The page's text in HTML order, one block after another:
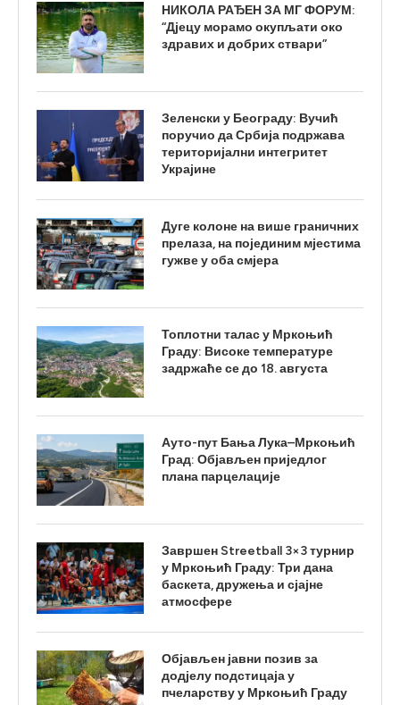
НИКОЛА РАЂЕН ЗА МГ ФОРУМ:
“Дјецу морамо окупљати око
здравих и добрих ствари”
Зеленски у Београду: Вучић
поручио да Србија подржава
територијални интегритет
Украјине
Дуге колоне на више граничних
прелаза, на појединим мјестима
гужве у оба смјера
Топлотни талас у Мркоњић
Граду: Високе температуре
задржаће се до 18. августа
Ауто-пут Бања Лука–Мркоњић
Град: Објављен приједлог
плана парцелације
Завршен Streetball 3×3 турнир
у Мркоњић Граду: Три дана
баскета, дружења и сјајне
атмосфере
Објављен јавни позив за
додјелу подстицаја у
пчеларству у Мркоњић Граду